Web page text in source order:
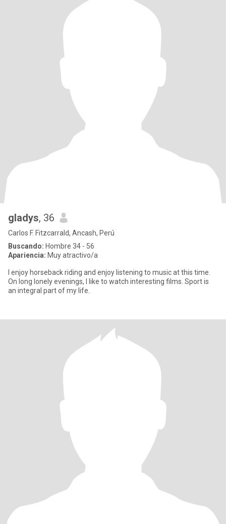
gladys, 36
Carlos F. Fitzcarrald, Ancash, Perú
Buscando: Hombre 34 - 56
Apariencia: Muy atractivo/a
I enjoy horseback riding and enjoy listening to music at this time.
On long lonely evenings, I like to watch interesting films. Sport is
an integral part of my life.